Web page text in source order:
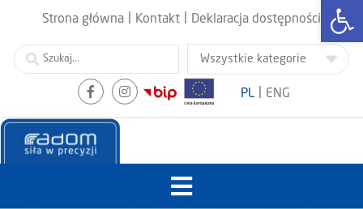
Strona główna Kontakt Deklaracja dostępności
PL ENG